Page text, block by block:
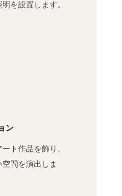
を設置します。
ン
ト作品を飾り、
間を演出しま